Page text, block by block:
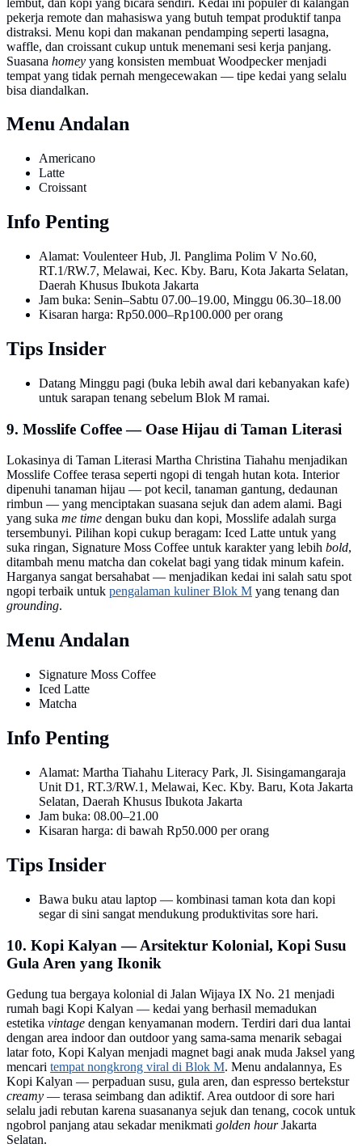
pekerja remote dan mahasiswa yang butuh tempat produktif tanpa
distraksi. Menu kopi dan makanan pendamping seperti lasagna,
waffle, dan croissant cukup untuk menemani sesi kerja panjang.
Suasana homey yang konsisten membuat Woodpecker menjadi
tempat yang tidak pernah mengecewakan — tipe kedai yang selalu
bisa diandalkan.
Menu Andalan
Americano
Latte
Croissant
Info Penting
Alamat: Voulenteer Hub, Jl. Panglima Polim V No.60,
RT.1/RW.7, Melawai, Kec. Kby. Baru, Kota Jakarta Selatan,
Daerah Khusus Ibukota Jakarta
Jam buka: Senin–Sabtu 07.00–19.00, Minggu 06.30–18.00
Kisaran harga: Rp50.000–Rp100.000 per orang
Tips Insider
Datang Minggu pagi (buka lebih awal dari kebanyakan kafe)
untuk sarapan tenang sebelum Blok M ramai.
9. Mosslife Coffee — Oase Hijau di Taman Literasi
Lokasinya di Taman Literasi Martha Christina Tiahahu menjadikan
Mosslife Coffee terasa seperti ngopi di tengah hutan kota. Interior
dipenuhi tanaman hijau — pot kecil, tanaman gantung, dedaunan
rimbun — yang menciptakan suasana sejuk dan adem alami. Bagi
yang suka me time dengan buku dan kopi, Mosslife adalah surga
tersembunyi. Pilihan kopi cukup beragam: Iced Latte untuk yang
suka ringan, Signature Moss Coffee untuk karakter yang lebih bold,
ditambah menu matcha dan cokelat bagi yang tidak minum kafein.
Harganya sangat bersahabat — menjadikan kedai ini salah satu spot
ngopi terbaik untuk pengalaman kuliner Blok M yang tenang dan
grounding.
Menu Andalan
Signature Moss Coffee
Iced Latte
Matcha
Info Penting
Alamat: Martha Tiahahu Literacy Park, Jl. Sisingamangaraja
Unit D1, RT.3/RW.1, Melawai, Kec. Kby. Baru, Kota Jakarta
Selatan, Daerah Khusus Ibukota Jakarta
Jam buka: 08.00–21.00
Kisaran harga: di bawah Rp50.000 per orang
Tips Insider
Bawa buku atau laptop — kombinasi taman kota dan kopi
segar di sini sangat mendukung produktivitas sore hari.
10. Kopi Kalyan — Arsitektur Kolonial, Kopi Susu
Gula Aren yang Ikonik
Gedung tua bergaya kolonial di Jalan Wijaya IX No. 21 menjadi
rumah bagi Kopi Kalyan — kedai yang berhasil memadukan
estetika vintage dengan kenyamanan modern. Terdiri dari dua lantai
dengan area indoor dan outdoor yang sama-sama menarik sebagai
latar foto, Kopi Kalyan menjadi magnet bagi anak muda Jaksel yang
mencari tempat nongkrong viral di Blok M. Menu andalannya, Es
Kopi Kalyan — perpaduan susu, gula aren, dan espresso bertekstur
creamy — terasa seimbang dan adiktif. Area outdoor di sore hari
selalu jadi rebutan karena suasananya sejuk dan tenang, cocok untuk
ngobrol panjang atau sekadar menikmati golden hourJakarta
Selatan.